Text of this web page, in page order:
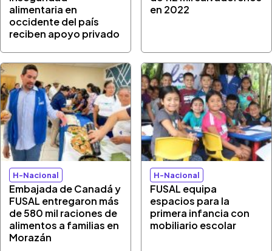
alimentaria en
occidente del país
reciben apoyo privado
en 2022
H-Nacional
Embajada de Canadá y
FUSAL entregaron más
de 580 mil raciones de
alimentos a familias en
Morazán
H-Nacional
FUSAL equipa
espacios para la
primera infancia con
mobiliario escolar